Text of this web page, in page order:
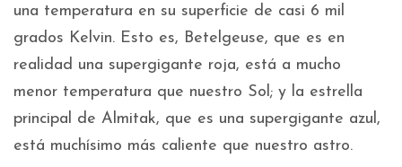
una temperatura en su superficie de casi 6 mil
grados Kelvin. Esto es, Betelgeuse, que es en
realidad una supergigante roja, está a mucho
menor temperatura que nuestro Sol; y la estrella
principal de Almitak, que es una supergigante azul,
está muchísimo más caliente que nuestro astro.